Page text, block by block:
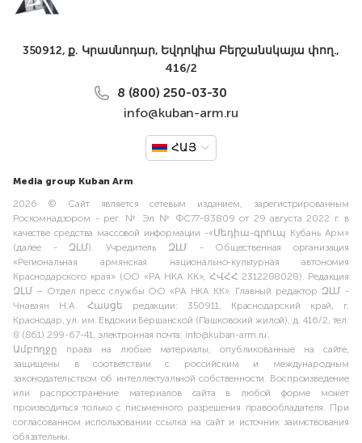
350912, ք. Կրասնոդար, Եվդոկիա Բերշանսկայա փող.,
416/2
8 (800) 250-03-30
info@kuban-arm.ru
ՀԱՅ
Media group Kuban Arm
2026 © Сайт является сетевым изданием, зарегистрированным
Роскомнадзором - рег. № Эл № ФС77-83809 от 29 августа 2022 г. в
качестве средства массовой информации -«Մեդիա-գրուպ Кубань Арм»
(далее - ԶԼՄ). Учредитель ԶԼՄ - Общественная организация
«Региональная армянская национально-культурная автономия
Краснодарского края» (ОО «РА НКА КК», ՀՎՀՀ 2312288028). Редакция
ԶԼՄ – Отдел пресс службы ОО «РА НКА КК». Главный редактор ԶԼՄ -
Чнаваян Н.А. Հասցե редакции: 350911, Краснодарский край, г.
Краснодар, ул. им. Евдокии Бершанской (Пашковский жилой), д. 416/2, тел.
8 (861) 299-67-41, электронная почта: info@kuban-arm.ru.
Ամբողջը права на любые материалы, опубликованные на сайте,
защищены в соответствии с российским и международным
законодательством об интеллектуальной собственности. Воспроизведение
или распространение материалов сайта в любой форме может
производиться только с письменного разрешения правообладателя. При
согласованном использовании ссылка на сайт и источник заимствования
обязательны.